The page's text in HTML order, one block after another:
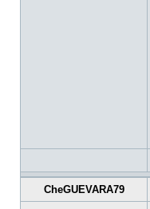
CheGUEVARA79